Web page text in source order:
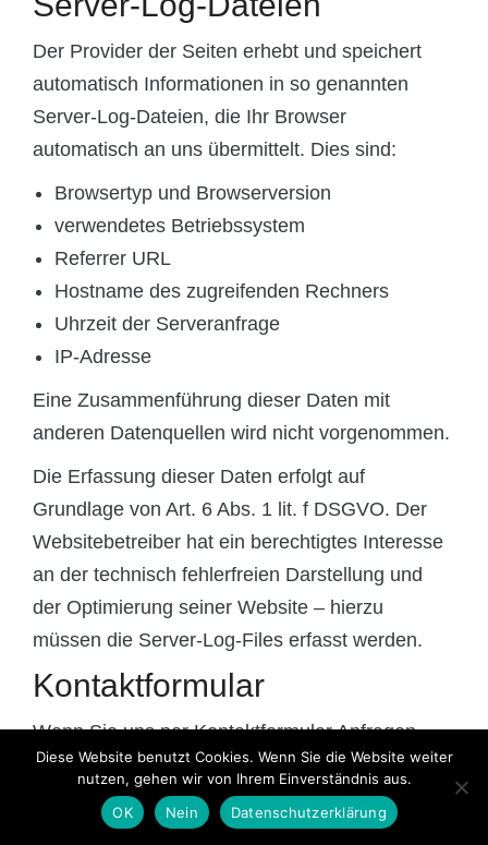
Der Provider der Seiten erhebt und speichert
automatisch Informationen in so genannten
Server-Log-Dateien, die Ihr Browser
automatisch an uns übermittelt. Dies sind:
Browsertyp und Browserversion
verwendetes Betriebssystem
Referrer URL
Hostname des zugreifenden Rechners
Uhrzeit der Serveranfrage
IP-Adresse
Eine Zusammenführung dieser Daten mit
anderen Datenquellen wird nicht vorgenommen.
Die Erfassung dieser Daten erfolgt auf
Grundlage von Art. 6 Abs. 1 lit. f DSGVO. Der
Websitebetreiber hat ein berechtigtes Interesse
an der technisch fehlerfreien Darstellung und
der Optimierung seiner Website – hierzu
müssen die Server-Log-Files erfasst werden.
Kontaktformular
Wenn Sie uns per Kontaktformular Anfragen
zukommen lassen, werden Ihre Angaben aus
dem Anfrageformular inklusive der von Ihnen
dort angegebenen Kontaktdaten zwecks
Diese Website benutzt Cookies. Wenn Sie die Website weiter
nutzen, gehen wir von Ihrem Einverständnis aus.
OK
Nein Datenschutzerklärung